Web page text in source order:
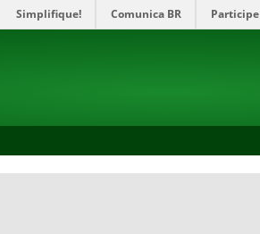
Simplifique! Comunica BR Participe